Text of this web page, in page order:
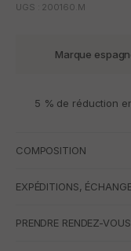
UGS : 200160.M
Marque
5 % de réduction
COMPOSITION
EXPÉDITIONS,
PRENDRE RENDEZ-